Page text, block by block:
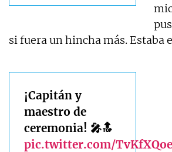
si fuera un hincha más. Estaba
¡Capitán y
maestro de
ceremonia! 🎤🔝
pic.twitter.com/